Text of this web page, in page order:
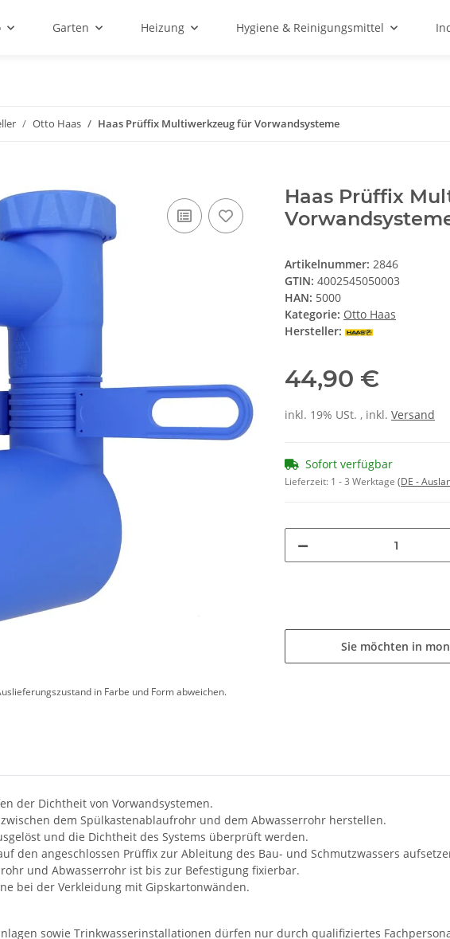
Garten Heizung Hygiene & Reinigungsmittel
Otto Haas Haas Prüffix Multiwerkzeug für Vorwandsysteme
in Farbe und Form abweichen.
Haas Prüffix
Artikelnummer: 2846
GTIN: 4002545050003
HAN: 5000
Kategorie: Otto Haas
Hersteller:
44,90 €
inkl. 19% USt. , inkl. Versand
Sofort verfügbar
Lieferzeit: 1 - 3 Werktage (DE -
Sie möchten in
der Dichtheit von Vorwandsystemen.
dem Spülkastenablaufrohr und dem Abwasserrohr herstellen.
und die Dichtheit des Systems überprüft werden.
den angeschlossen Prüffix zur Ableitung des Bau- und Schmutzwassers
und Abwasserrohr ist bis zur Befestigung fixierbar.
bei der Verkleidung mit Gipskartonwänden.
sowie Trinkwasserinstallationen dürfen nur durch qualifiziertes